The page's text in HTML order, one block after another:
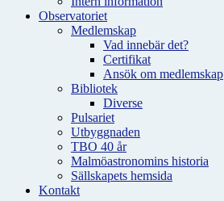
Observatoriet
Medlemskap
Vad innebär det?
Certifikat
Ansök om medlemskap
Bibliotek
Diverse
Pulsariet
Utbyggnaden
TBO 40 år
Malmöastronomins historia
Sällskapets hemsida
Kontakt